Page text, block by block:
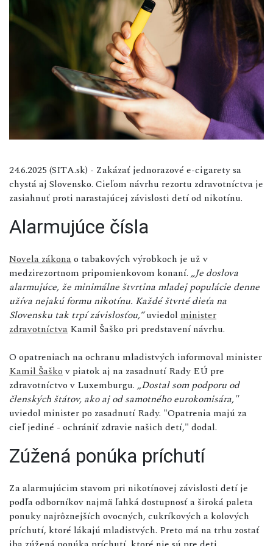
24.6.2025 (SITA.sk) - Zakázať jednorazové e-cigarety sa
chystá aj Slovensko. Cieľom návrhu rezortu zdravotníctva je
zasiahnuť proti narastajúcej závislosti detí od nikotínu.
Alarmujúce čísla
Novela zákonao tabakových výrobkoch je už v
medzirezortnom pripomienkovom konaní. „Je doslova
alarmujúce, že minimálne štvrtina mladej populácie denne
užíva nejakú formu nikotínu. Každé štvrté dieťa na
Slovensku tak trpí závislosťou,“uviedol minister
zdravotníctva Kamil Šaško pri predstavení návrhu.
O opatreniach na ochranu mladistvých informoval minister
Kamil Šaškov piatok aj na zasadnutí Rady EÚ pre
zdravotníctvo v Luxemburgu. „Dostal som podporu od
členských štátov, ako aj od samotného eurokomisára,"
uviedol minister po zasadnutí Rady. "Opatrenia majú za
cieľ jediné - ochrániť zdravie našich detí," dodal.
Zúžená ponúka príchutí
Za alarmujúcim stavom pri nikotínovej závislosti detí je
podľa odborníkov najmä ľahká dostupnosť a široká paleta
ponuky najrôznejších ovocných, cukríkových a kolových
príchutí, ktoré lákajú mladistvých. Preto má na trhu zostať